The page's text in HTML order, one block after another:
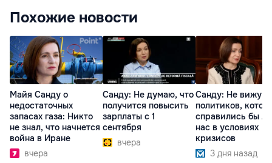
Похожие новости
Майя Санду о
недостаточных
запасах газа: Никто
не знал, что начнется
война в Иране
вчера
Санду: Не думаю, что
получится повысить
зарплаты с 1
сентября
вчера
Санду: Не вижу
политиков,
справились бы
нас в условиях
кризисов
3 дня назад